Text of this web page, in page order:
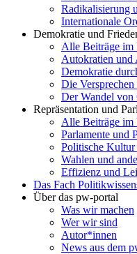
Radikalisierung
Internationale
Demokratie und
Alle Beiträge
Autokratien und
Demokratie
Die
Der Wandel von
Repräsentation und
Alle Beiträge
Parlamente und
Politische
Wahlen und
Effizienz und
Das Fach
Über das pw-portal
Was wir machen
Wer wir sind
Autor*innen
News aus dem